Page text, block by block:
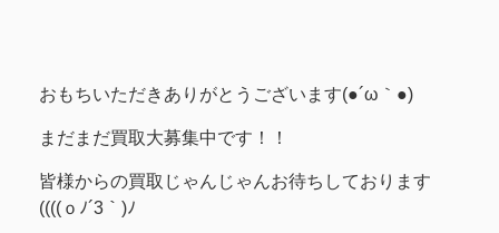
おもちいただきありがとうございます(●´ω｀●)
まだまだ買取大募集中です！！
皆様からの買取じゃんじゃんお待ちしております
((((ｏﾉ´3｀)ﾉ